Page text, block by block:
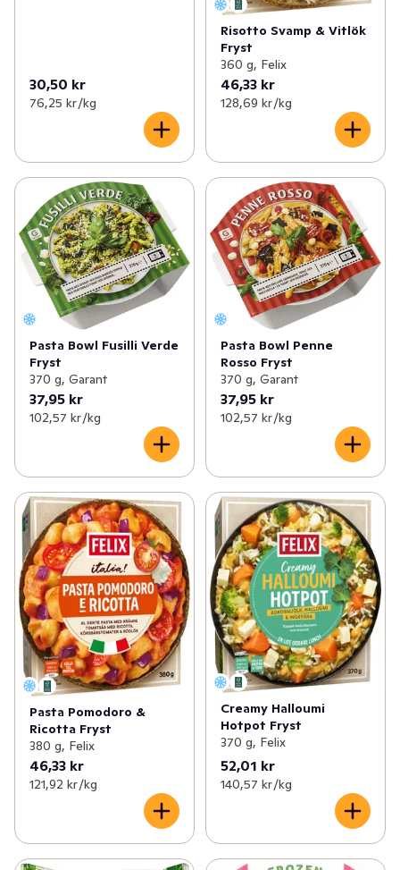
30,50 kr
76,25 kr /kg
Risotto Svamp & Vitlök
Fryst
360 g, Felix
46,33 kr
128,69 kr /kg
Pasta Bowl Fusilli Verde
Fryst
370 g, Garant
37,95 kr
102,57 kr /kg
Pasta Bowl Penne
Rosso Fryst
370 g, Garant
37,95 kr
102,57 kr /kg
Pasta Pomodoro &
Ricotta Fryst
380 g, Felix
46,33 kr
121,92 kr /kg
Creamy Halloumi
Hotpot Fryst
370 g, Felix
52,01 kr
140,57 kr /kg